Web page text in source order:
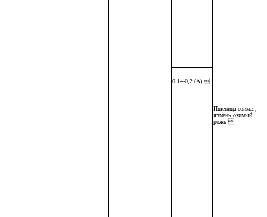
0,14-0,2 (А) 
Пшеница озимая,
ячмень озимый,
рожь 